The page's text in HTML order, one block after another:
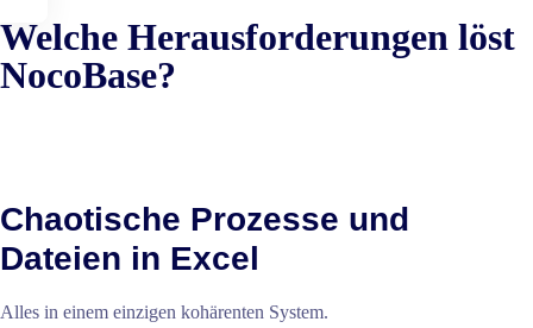
Welche Herausforderungen löst
NocoBase?
Chaotische Prozesse und
Dateien in Excel
Alles in einem einzigen kohärenten System.